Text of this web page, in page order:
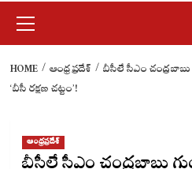
Menu
HOME ఆంధ్రప్రదేశ్
బీసీలే సీఎం చంద్రబాబు
‘బీసీ రక్షణ చట్టం’!
ఆంధ్రప్రదేశ్